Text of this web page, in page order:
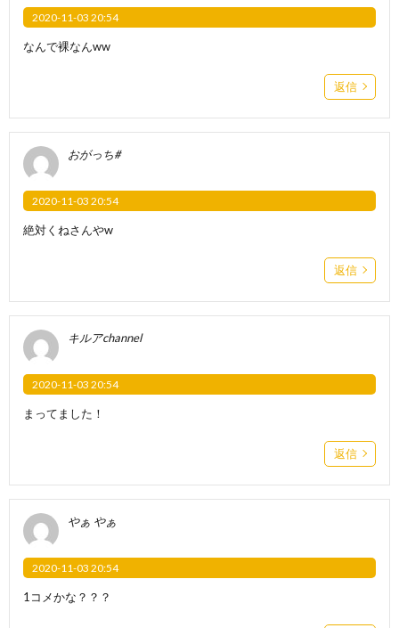
2020-11-03 20:54
なんで裸なんww
返信
おがっち#
2020-11-03 20:54
絶対くねさんやw
返信
キルアchannel
2020-11-03 20:54
まってました！
返信
やぁ やぁ
2020-11-03 20:54
1コメかな？？？